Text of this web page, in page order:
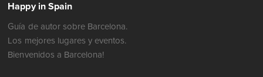
Happy in Spain
Guía de autor sobre Barcelona.
Los mejores lugares y eventos.
Bienvenidos a Barcelona!